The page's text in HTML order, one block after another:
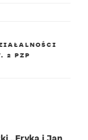
2 PZP
„Eryka i Jan